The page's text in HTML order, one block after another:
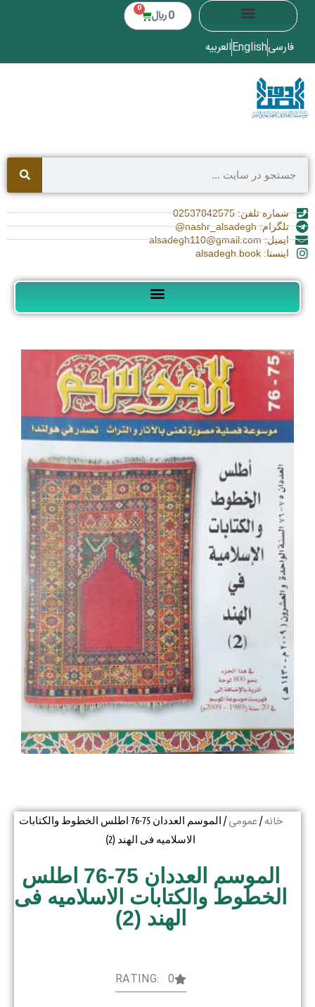
0 ﷼ 0
فارسیEnglishالعربیه
شماره تلفن: 02537842575
تلگرام: nashr_alsadegh@
ایمیل: alsadegh110@gmail.com
اینستا: alsadegh.book
خانه/ عمومی
/ الموسم العددان 75-76 اطلس الخطوط والکتابات
الاسلامیه فی الهند (2)
الموسم العددان 75-76 اطلس
الخطوط والکتابات الاسلامیه فی
الهند (2)
RATING: 0